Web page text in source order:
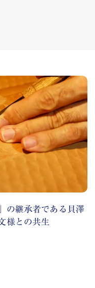
の継承者である貝澤
様との共生